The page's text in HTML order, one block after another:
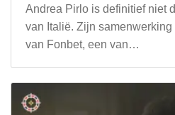
Andrea Pirlo is definitief niet
van Italië. Zijn
van Fonbet, een van…